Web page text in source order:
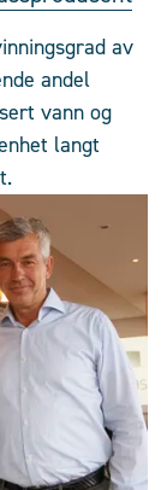
av
andel
vann og
langt